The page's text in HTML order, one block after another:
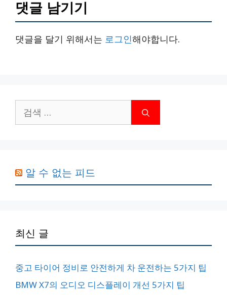
댓글 남기기
댓글을 달기 위해서는 로그인해야합니다.
색:
알 수 없는 피드
최신 글
중고 타이어 정비로 안전하게 차 운전하는 5가지 팁
BMW X7의 오디오 디스플레이 개선 5가지 팁